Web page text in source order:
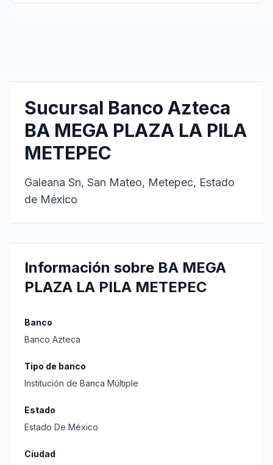
Sucursal Banco Azteca
BA MEGA PLAZA LA PILA
METEPEC
Galeana Sn, San Mateo, Metepec, Estado
de México
Información sobre BA MEGA
PLAZA LA PILA METEPEC
Banco
Banco Azteca
Tipo de banco
Institución de Banca Múltiple
Estado
Estado De México
Ciudad